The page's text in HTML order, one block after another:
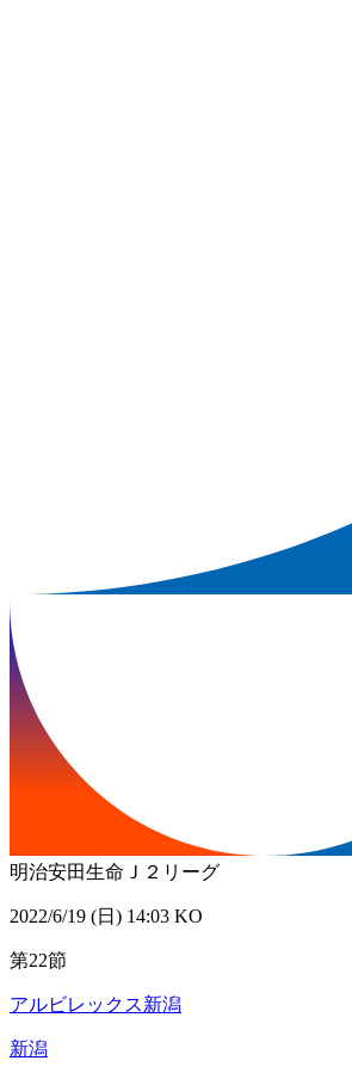
明治安田生命Ｊ２リーグ
2022/6/19 (日) 14:03 KO
第22節
アルビレックス新潟
新潟